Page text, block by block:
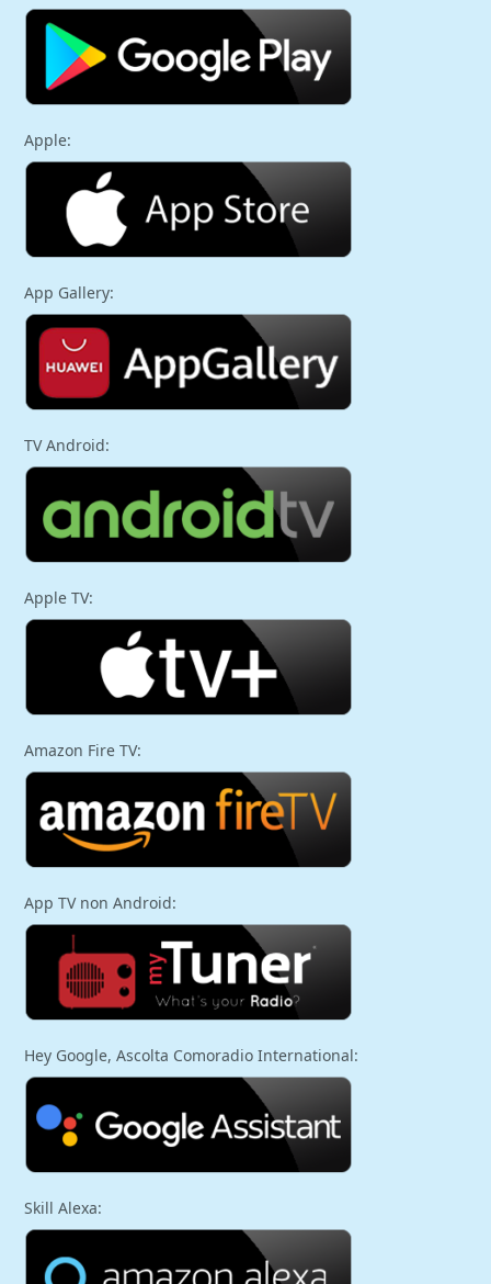
Apple:
App Gallery:
TV Android:
Apple TV:
Amazon Fire TV:
App TV non Android:
Hey Google, Ascolta Comoradio International:
Skill Alexa: